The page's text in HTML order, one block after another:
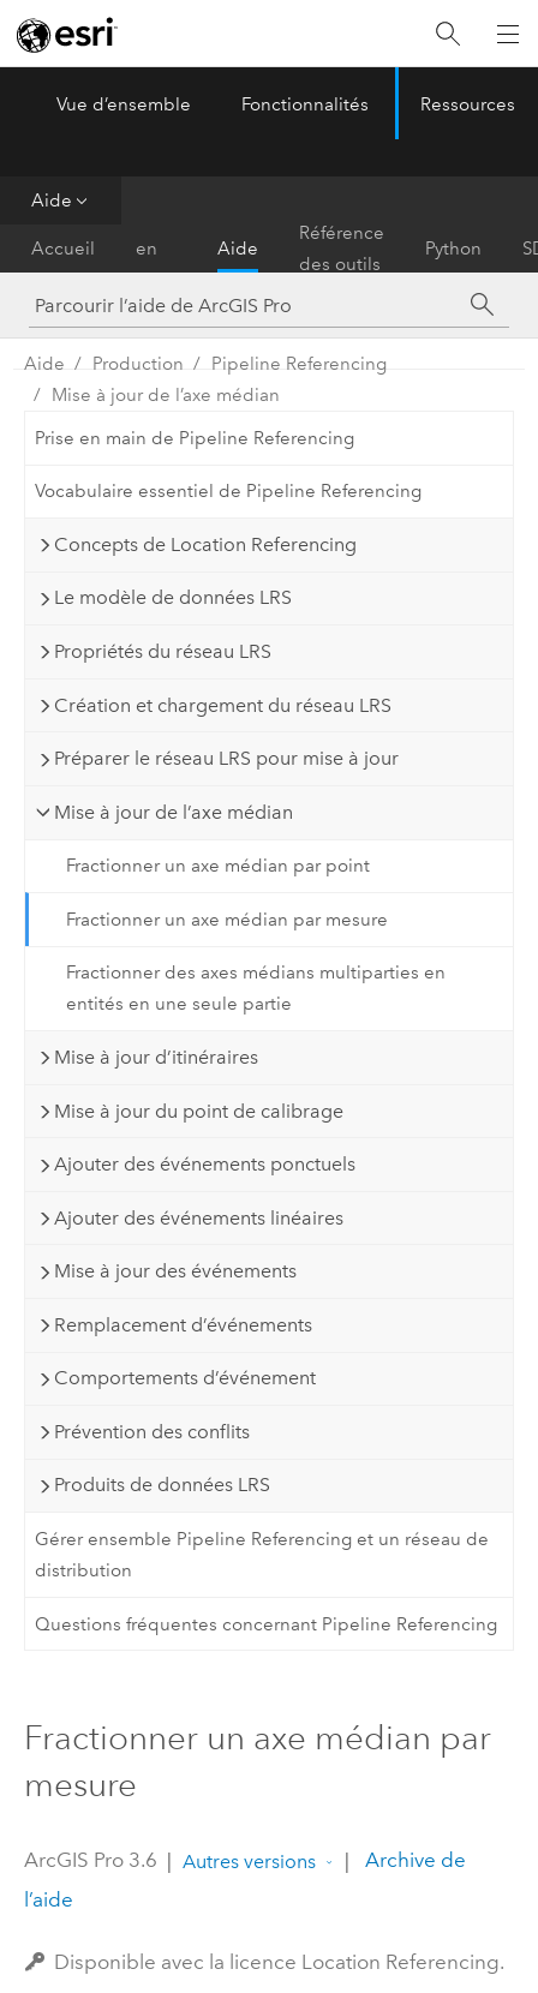
ArcGIS Pro
Vue d’ensemble Fonctionnalités Ressources
Aide
Accueil
en
main
Aide
Référence
des outils
Python
Aide Production
Pipeline Referencing
Mise à jour de l’axe médian
Prise en main de Pipeline Referencing
Vocabulaire essentiel de Pipeline Referencing
Concepts de Location Referencing
Le modèle de données LRS
Propriétés du réseau LRS
Création et chargement du réseau LRS
Préparer le réseau LRS pour mise à jour
Mise à jour de l’axe médian
Fractionner un axe médian par point
Fractionner un axe médian par mesure
Fractionner des axes médians multiparties en
entités en une seule partie
Mise à jour d’itinéraires
Mise à jour du point de calibrage
Ajouter des événements ponctuels
Ajouter des événements linéaires
Mise à jour des événements
Remplacement d’événements
Comportements d’événement
Prévention des conflits
Produits de données LRS
Gérer ensemble Pipeline Referencing et un réseau de
distribution
Questions fréquentes concernant Pipeline Referencing
Fractionner un axe médian par
mesure
ArcGIS Pro 3.6 | Autres versions |
Archive de
l’aide
Disponible avec la licence Location Referencing.